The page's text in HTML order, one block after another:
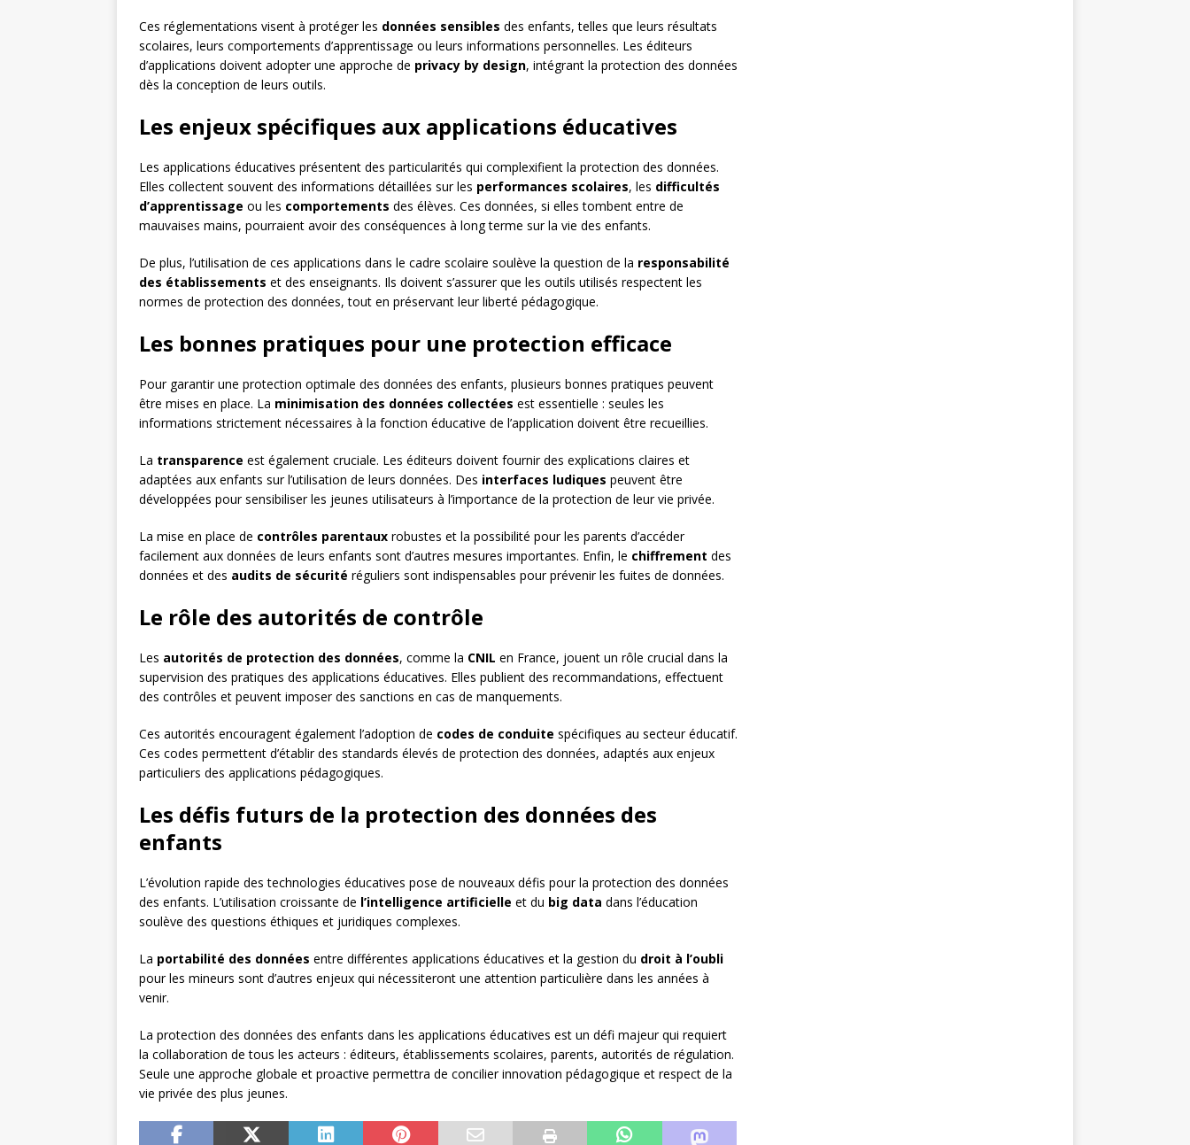
Ces réglementations visent à protéger les données sensibles des enfants, telles que leurs résultats
scolaires, leurs comportements d’apprentissage ou leurs informations personnelles. Les éditeurs
d’applications doivent adopter une approche de privacy by design, intégrant la protection des données
dès la conception de leurs outils.
Les enjeux spécifiques aux applications éducatives
Les applications éducatives présentent des particularités qui complexifient la protection des données.
Elles collectent souvent des informations détaillées sur les performances scolaires, les difficultés
d’apprentissage ou les comportements des élèves. Ces données, si elles tombent entre de
mauvaises mains, pourraient avoir des conséquences à long terme sur la vie des enfants.
De plus, l’utilisation de ces applications dans le cadre scolaire soulève la question de la responsabilité
des établissements et des enseignants. Ils doivent s’assurer que les outils utilisés respectent les
normes de protection des données, tout en préservant leur liberté pédagogique.
Les bonnes pratiques pour une protection efficace
Pour garantir une protection optimale des données des enfants, plusieurs bonnes pratiques peuvent
être mises en place. La minimisation des données collectées est essentielle : seules les
informations strictement nécessaires à la fonction éducative de l’application doivent être recueillies.
La transparence est également cruciale. Les éditeurs doivent fournir des explications claires et
adaptées aux enfants sur l’utilisation de leurs données. Des interfaces ludiques peuvent être
développées pour sensibiliser les jeunes utilisateurs à l’importance de la protection de leur vie privée.
La mise en place de contrôles parentaux robustes et la possibilité pour les parents d’accéder
facilement aux données de leurs enfants sont d’autres mesures importantes. Enfin, le chiffrement des
données et des audits de sécurité réguliers sont indispensables pour prévenir les fuites de données.
Le rôle des autorités de contrôle
Les autorités de protection des données, comme la CNIL en France, jouent un rôle crucial dans la
supervision des pratiques des applications éducatives. Elles publient des recommandations, effectuent
des contrôles et peuvent imposer des sanctions en cas de manquements.
Ces autorités encouragent également l’adoption de codes de conduite spécifiques au secteur éducatif.
Ces codes permettent d’établir des standards élevés de protection des données, adaptés aux enjeux
particuliers des applications pédagogiques.
Les défis futurs de la protection des données des
enfants
L’évolution rapide des technologies éducatives pose de nouveaux défis pour la protection des données
des enfants. L’utilisation croissante de l’intelligence artificielle et du big data dans l’éducation
soulève des questions éthiques et juridiques complexes.
La portabilité des données entre différentes applications éducatives et la gestion du droit à l’oubli
pour les mineurs sont d’autres enjeux qui nécessiteront une attention particulière dans les années à
venir.
La protection des données des enfants dans les applications éducatives est un défi majeur qui requiert
la collaboration de tous les acteurs : éditeurs, établissements scolaires, parents, autorités de régulation.
Seule une approche globale et proactive permettra de concilier innovation pédagogique et respect de la
vie privée des plus jeunes.